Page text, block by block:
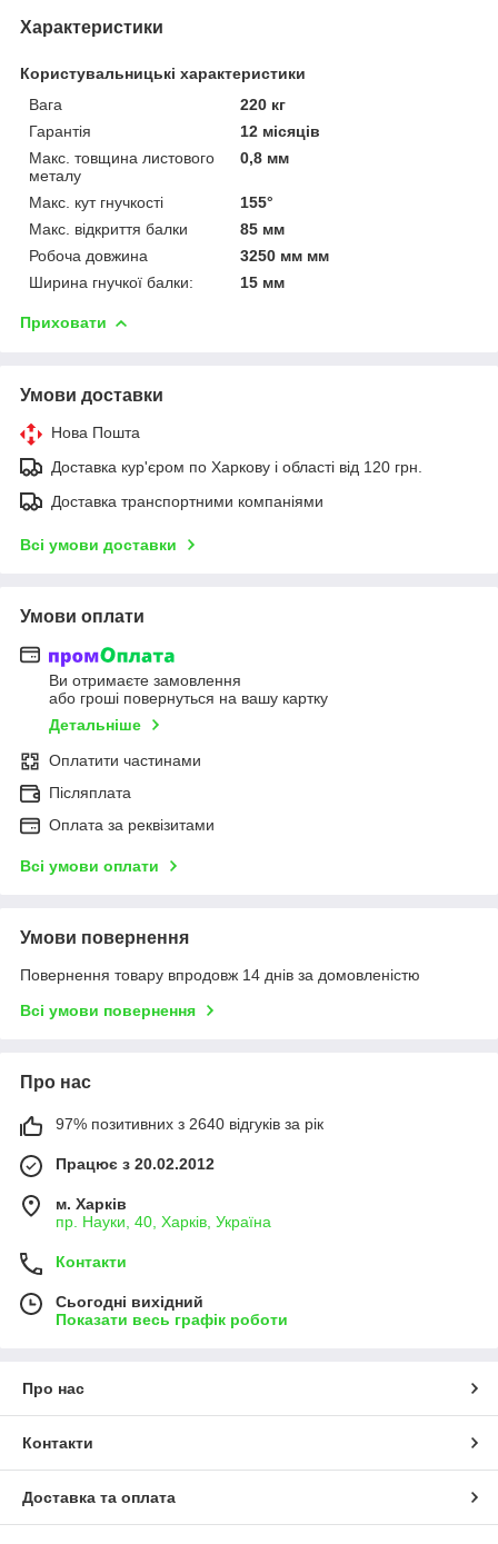
Характеристики
Користувальницькі характеристики
Вага
220 кг
Гарантія
12 місяців
Макс. товщина листового
металу
0,8 мм
Макс. кут гнучкості
155°
Макс. відкриття балки
85 мм
Робоча довжина
3250 мм мм
Ширина гнучкої балки:
15 мм
Приховати
Умови доставки
Нова Пошта
Доставка кур'єром по Харкову і області від 120 грн.
Доставка транспортними компаніями
Всі умови доставки
Умови оплати
Ви отримаєте замовлення
або гроші повернуться на вашу картку
Детальніше
Оплатити частинами
Післяплата
Оплата за реквізитами
Всі умови оплати
Умови повернення
Повернення товару впродовж 14 днів за домовленістю
Всі умови повернення
Про нас
97% позитивних з 2640 відгуків за рік
Працює з 20.02.2012
м. Харків
пр. Науки, 40, Харків, Україна
Контакти
Сьогодні вихідний
Показати весь графік роботи
Про нас
Контакти
Доставка та оплата